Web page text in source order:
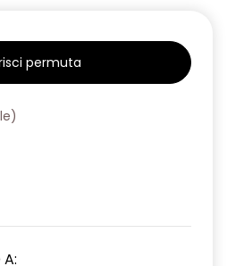
diamantati black hole
di sicurezza
permuta
)